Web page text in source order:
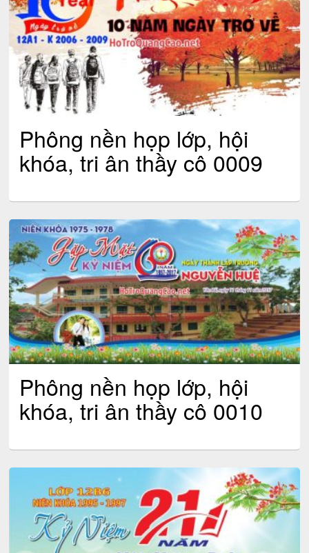
Phông nền họp lớp, hội
khóa, tri ân thầy cô 0009
Phông nền họp lớp, hội
khóa, tri ân thầy cô 0010